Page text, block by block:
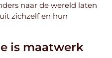
naar de wereld laten
zichzelf en hun
is maatwerk